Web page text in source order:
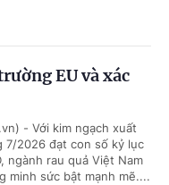
EU và xác
- Với kim ngạch xuất
7/2026 đạt con số kỷ lục
ngành rau quả Việt Nam
minh sức bật mạnh mẽ....